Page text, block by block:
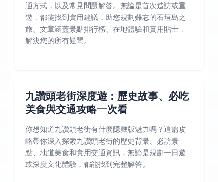
通方式，以及常見問題解答。無論是首次造訪或重
遊，都能找到實用建議，助您規劃難忘的石垣島之
旅。文章涵蓋景點排行榜、在地體驗和實用貼士，
解決您的所有疑問。
九讚頭老街深度遊：歷史故事、必吃
美食與交通攻略一次看
你想知道九讚頭老街有什麼隱藏版魅力嗎？這篇攻
略帶你深入探索九讚頭老街的歷史背景、必訪景
點、地道美食和實用交通資訊，無論是規劃一日遊
或深度文化體驗，都能找到完整解答。